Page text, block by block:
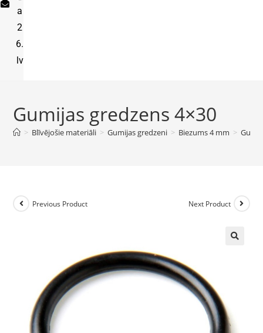
a
2
6.
lv
Gumijas gredzens 4×30
> Blīvējošie materiāli > Gumijas gredzeni > Biezums 4 mm >
Previous Product Next Product